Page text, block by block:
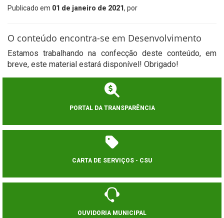
Publicado em 01 de janeiro de 2021, por
O conteúdo encontra-se em Desenvolvimento
Estamos trabalhando na confecção deste conteúdo, em
breve, este material estará disponível! Obrigado!
PORTAL DA TRANSPARÊNCIA
CARTA DE SERVIÇOS - CSU
OUVIDORIA MUNICIPAL